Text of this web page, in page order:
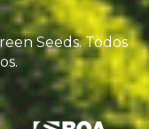
Seeds. Todos